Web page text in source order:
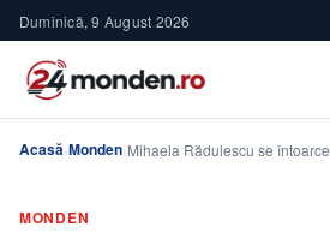
Duminică, 9 August 2026
Acasă›Monden›Mihaela Rădulescu se
MONDEN